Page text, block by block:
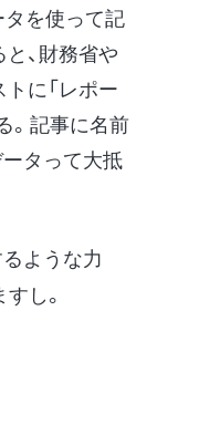
タを使って記
、財務省や
に「レポー
。記事に名前
タって大抵
ような力
し。